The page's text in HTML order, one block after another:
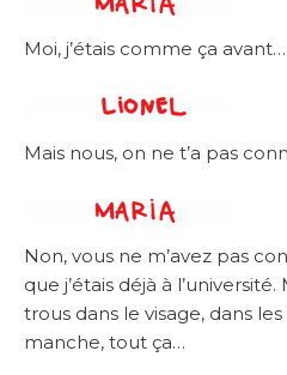
Moi, j’étais comme ça avant…
Mais nous, on ne t’a pas
Non, vous ne m’avez pas
que j’étais déjà à l’université.
trous dans le visage, dans
manche, tout ça…